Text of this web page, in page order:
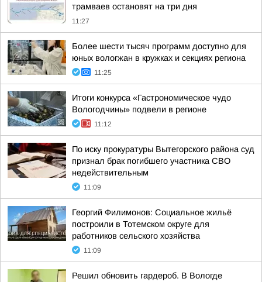
трамваев остановят на три дня
11:27
Более шести тысяч программ доступно для
юных вологжан в кружках и секциях региона
11:25
Итоги конкурса «Гастрономическое чудо
Вологодчины» подвели в регионе
11:12
По иску прокуратуры Вытегорского района суд
признал брак погибшего участника СВО
недействительным
11:09
Георгий Филимонов: Социальное жильё
построили в Тотемском округе для
работников сельского хозяйства
11:09
Решил обновить гардероб. В Вологде